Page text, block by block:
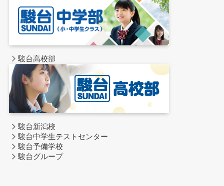
駿台高校部
駿台新潟校
駿台中学生テストセンター
駿台予備学校
駿台グループ